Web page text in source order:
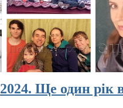
2024. Ще один рік